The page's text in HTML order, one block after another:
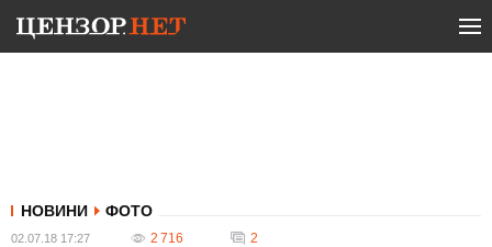
НОВИНИ ФОТО
02.07.18 17:27 2 716 2